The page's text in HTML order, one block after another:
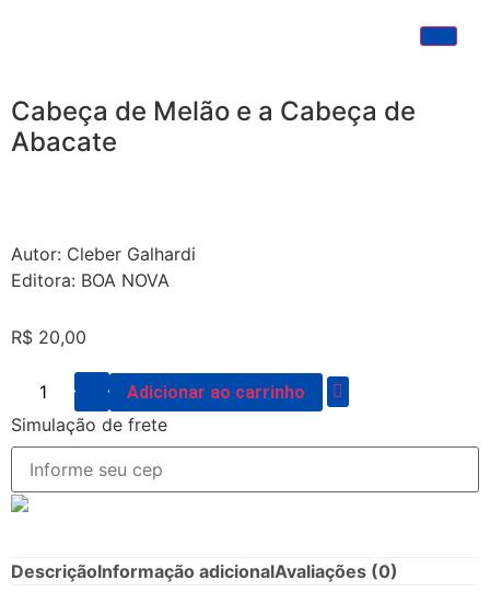
Cabeça de Melão e a Cabeça de
Abacate
Autor: Cleber Galhardi
Editora: BOA NOVA
R$ 20,00
Adicionar ao carrinho
Simulação de frete
DescriçãoInformação adicionalAvaliações (0)